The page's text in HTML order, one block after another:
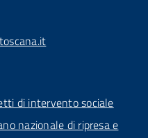
di intervento sociale
nazionale di ripresa e